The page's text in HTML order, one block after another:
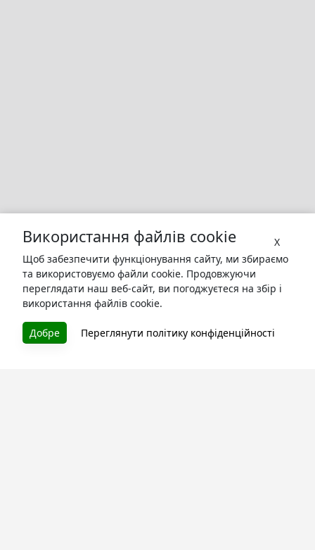
X
Використання файлів cookie
Щоб забезпечити функціонування сайту, ми збираємо
та використовуємо файли cookie. Продовжуючи
переглядати наш веб-сайт, ви погоджуєтеся на збір і
використання файлів cookie.
Добре Переглянути політику конфіденційності
БУКУРУК
Літературна платформа і бібліотека книг, які можна